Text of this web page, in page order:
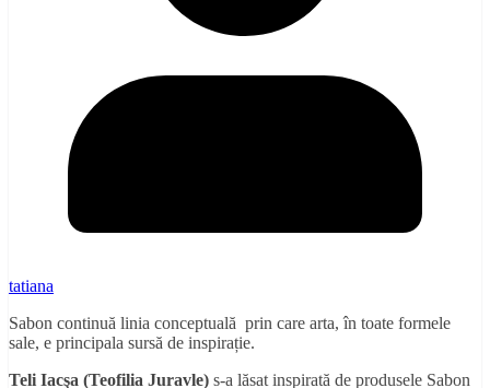
tatiana
Sabon continuă linia conceptuală prin care arta, în toate formele
sale, e principala sursă de inspirație.
Teli Iacşa (Teofilia Juravle) s-a lăsat inspirată de produsele Sabon